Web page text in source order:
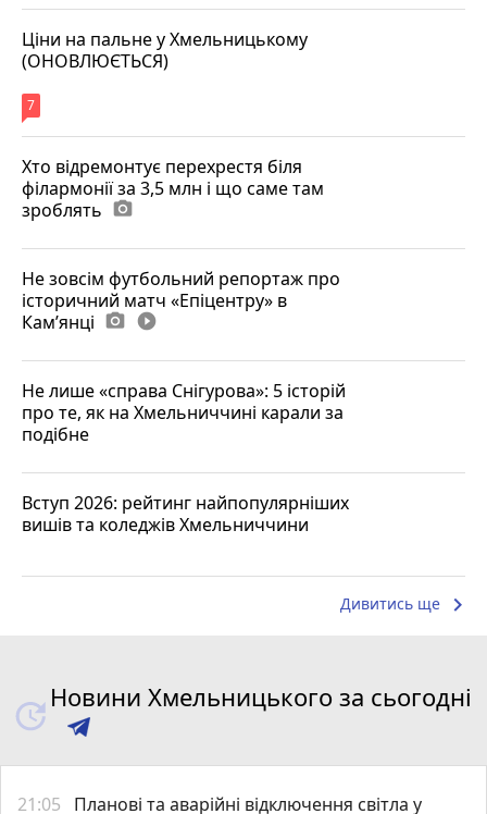
Ціни на пальне у Хмельницькому
(ОНОВЛЮЄТЬСЯ)
7
Хто відремонтує перехрестя біля
філармонії за 3,5 млн і що саме там
зроблять photo_camera
Не зовсім футбольний репортаж про
історичний матч «Епіцентру» в
Камʼянці photo_camera play_circle_filled
Не лише «справа Снігурова»: 5 історій
про те, як на Хмельниччині карали за
подібне
Вступ 2026: рейтинг найпопулярніших
вишів та коледжів Хмельниччини
Дивитись ще keyboard_arrow_right
Новини Хмельницького за сьогодні
21:05
Планові та аварійні відключення світла у